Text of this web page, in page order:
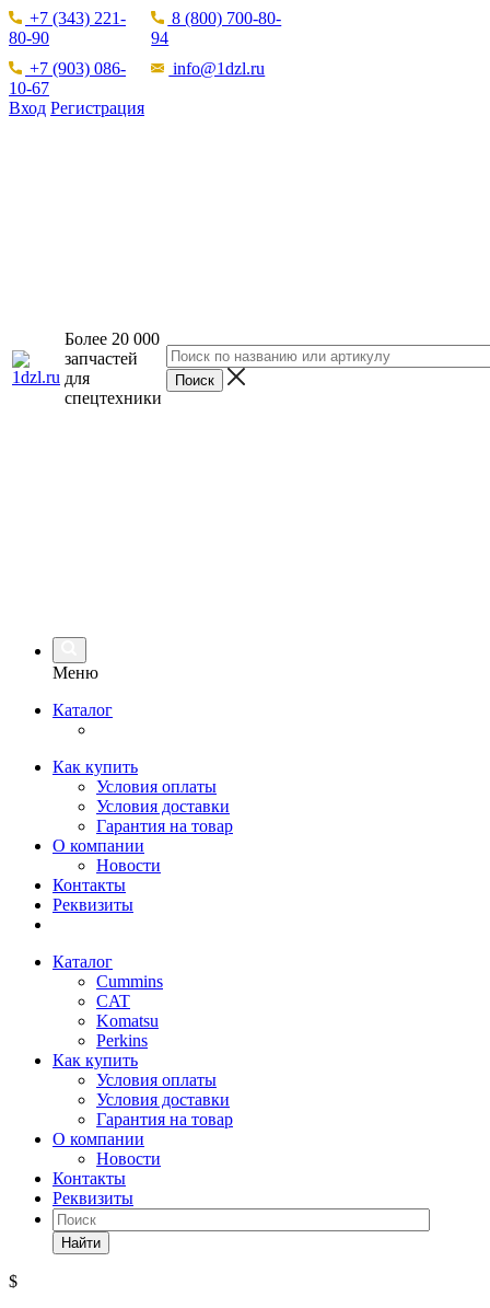
+7 (343) 221-
80-90
8 (800) 700-80-
94
+7 (903) 086-
10-67
info@1dzl.ru
Вход Регистрация
Более 20 000
запчастей
для
спецтехники
Меню
Каталог
Как купить
Условия оплаты
Условия доставки
Гарантия на товар
О компании
Новости
Контакты
Реквизиты
Каталог
Cummins
CAT
Komatsu
Perkins
Как купить
Условия оплаты
Условия доставки
Гарантия на товар
О компании
Новости
Контакты
Реквизиты
Найти
$